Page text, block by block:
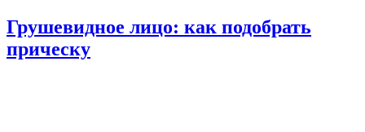
Грушевидное лицо: как подобрать
прическу